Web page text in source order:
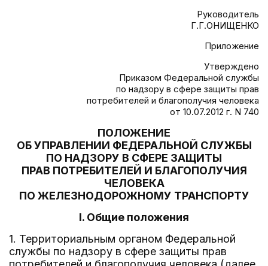
Руководитель
Г.Г.ОНИЩЕНКО
Приложение
Утверждено
Приказом Федеральной службы
по надзору в сфере защиты прав
потребителей и благополучия человека
от 10.07.2012 г. N 740
ПОЛОЖЕНИЕ
ОБ УПРАВЛЕНИИ ФЕДЕРАЛЬНОЙ СЛУЖБЫ
ПО НАДЗОРУ В СФЕРЕ ЗАЩИТЫ
ПРАВ ПОТРЕБИТЕЛЕЙ И БЛАГОПОЛУЧИЯ
ЧЕЛОВЕКА
ПО ЖЕЛЕЗНОДОРОЖНОМУ ТРАНСПОРТУ
I. Общие положения
1. Территориальным органом Федеральной
службы по надзору в сфере защиты прав